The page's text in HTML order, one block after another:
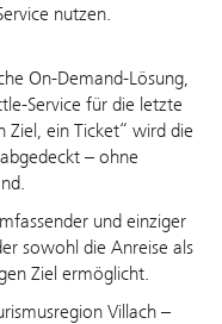
nutzen.
On-Demand-Lösung,
Service für die letzte
ein Ticket“ wird die
– ohne
und einziger
sowohl die Anreise als
Ziel ermöglicht.
Villach –